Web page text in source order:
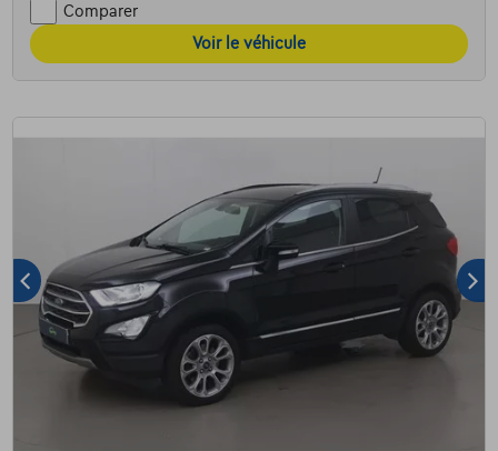
Comparer
Voir le véhicule